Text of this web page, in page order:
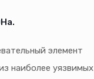
элемент
наиболее уязвимых